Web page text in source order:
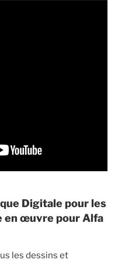
Digitale pour les
en œuvre pour Alfa
les dessins et